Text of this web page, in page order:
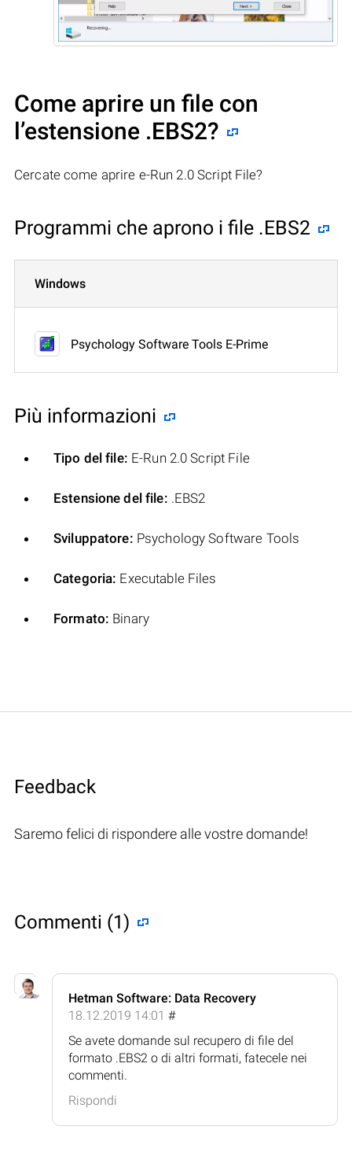
Come aprire un file con
l’estensione .EBS2?
Cercate come aprire e-Run 2.0 Script File?
Programmi che aprono i file .EBS2
Windows
Psychology Software Tools E-Prime
Più informazioni
Tipo del file: E-Run 2.0 Script File
Estensione del file: .EBS2
Sviluppatore: Psychology Software Tools
Categoria: Executable Files
Formato: Binary
Feedback
Saremo felici di rispondere alle vostre domande!
Commenti (1)
Hetman Software: Data Recovery
18.12.2019 14:01 #
Se avete domande sul recupero di file del
formato .EBS2 o di altri formati, fatecele nei
commenti.
Rispondi